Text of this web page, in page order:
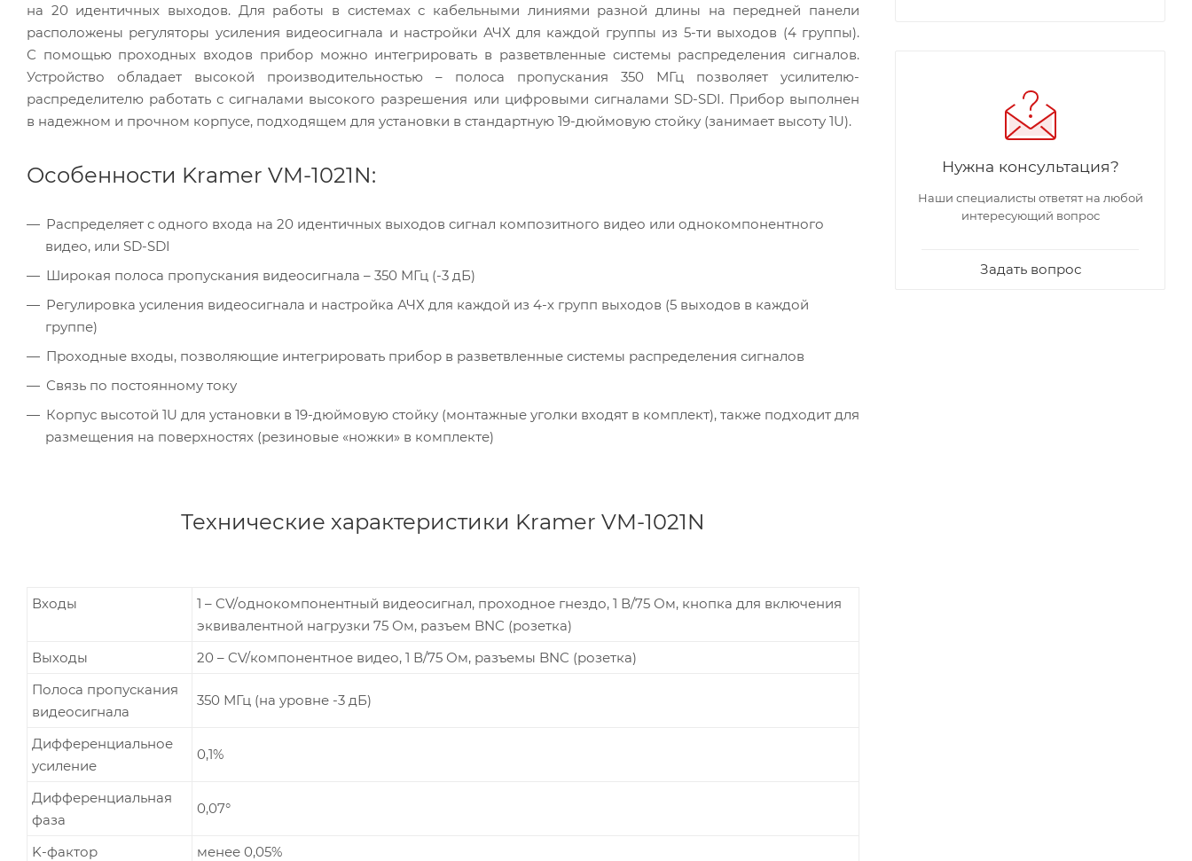
на 20 идентичных выходов. Для работы в системах с кабельными линиями разной длины на передней панели
расположены регуляторы усиления видеосигнала и настройки АЧХ для каждой группы из 5-ти выходов (4 группы).
С помощью проходных входов прибор можно интегрировать в разветвленные системы распределения сигналов.
Устройство обладает высокой производительностью – полоса пропускания 350 МГц позволяет усилителю-
распределителю работать с сигналами высокого разрешения или цифровыми сигналами SD-SDI. Прибор выполнен
в надежном и прочном корпусе, подходящем для установки в стандартную 19-дюймовую стойку (занимает высоту 1U).
Особенности Kramer VM-1021N:
Распределяет с одного входа на 20 идентичных выходов сигнал композитного видео или однокомпонентного
видео, или SD-SDI
Широкая полоса пропускания видеосигнала – 350 МГц (-3 дБ)
Регулировка усиления видеосигнала и настройка АЧХ для каждой из 4-х групп выходов (5 выходов в каждой
группе)
Проходные входы, позволяющие интегрировать прибор в разветвленные системы распределения сигналов
Связь по постоянному току
Корпус высотой 1U для установки в 19-дюймовую стойку (монтажные уголки входят в комплект), также подходит для
размещения на поверхностях (резиновые «ножки» в комплекте)
Технические характеристики Kramer VM-1021N
Входы
1 – CV/однокомпонентный видеосигнал, проходное гнездо, 1 В/75 Ом, кнопка для включения
эквивалентной нагрузки 75 Ом, разъем BNC (розетка)
Выходы
20 – CV/компонентное видео, 1 В/75 Ом, разъемы BNC (розетка)
Полоса пропускания
видеосигнала
350 МГц (на уровне -3 дБ)
Дифференциальное
усиление
0,1%
Дифференциальная
фаза
0,07°
K-фактор
менее 0,05%
Нужна консультация?
Наши специалисты ответят на любой
интересующий вопрос
Задать вопрос